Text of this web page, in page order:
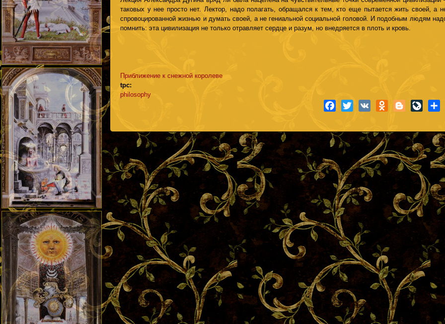
таковых у нее просто нет. Лектор, надо полагать, обращался к тем, кто еще пытается жить своей, а
спровоцированной жизнью и думать своей, а не гениальной социальной головой. И подобным людям
помнить: эта цивилизация не только отравляет сердце и разум, но внедряется в плоть и кровь.
Приближение к снежной королеве
tpc:
philosophy
Facebook
TwitterVK Odnoklassniki
Blogger